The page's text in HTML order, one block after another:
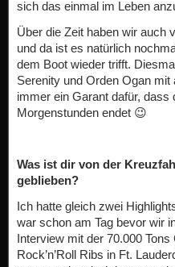
sich das einmal im Leben
Über die Zeit haben wir auch
und da ist es natürlich
dem Boot wieder trifft.
Serenity und Orden Ogan
immer ein Garant dafür, dass
Morgenstunden endet 😉
Was ist dir von der
geblieben?
Ich hatte gleich zwei
war schon am Tag bevor wir
Interview mit der 70.000 Tons
Rock’n’Roll Ribs in Ft.